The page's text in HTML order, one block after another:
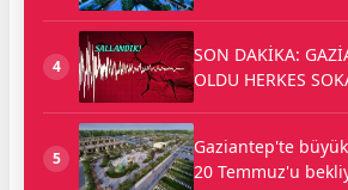
4
SON DAKİKA:
OLDU HERKES
5
Gaziantep'te
20 Temmuz'u